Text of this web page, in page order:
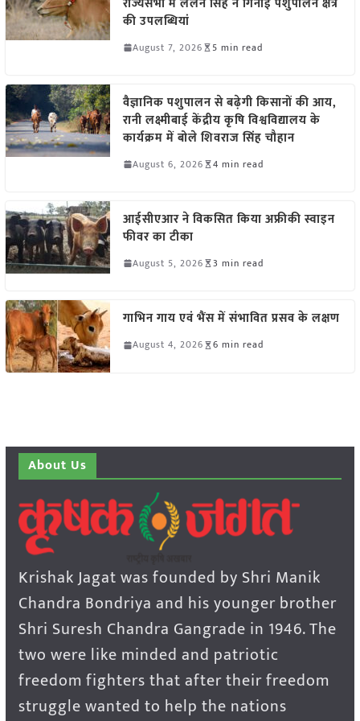
की उपलब्धियां
August 7, 2026 5 min read
वैज्ञानिक पशुपालन से बढ़ेगी किसानों की आय,
रानी लक्ष्मीबाई केंद्रीय कृषि विश्वविद्यालय के
कार्यक्रम में बोले शिवराज सिंह चौहान
August 6, 2026 4 min read
आईसीएआर ने विकसित किया अफ्रीकी स्वाइन
फीवर का टीका
August 5, 2026 3 min read
गाभिन गाय एवं भैंस में संभावित प्रसव के लक्षण
August 4, 2026 6 min read
About Us
Krishak Jagat was founded by Shri Manik
Chandra Bondriya and his younger brother
Shri Suresh Chandra Gangrade in 1946. The
two were like minded and patriotic
freedom fighters that after their freedom
struggle wanted to help the nations